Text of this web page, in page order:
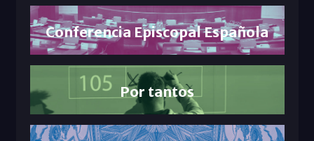
Conferencia Episcopal Española
Por tantos